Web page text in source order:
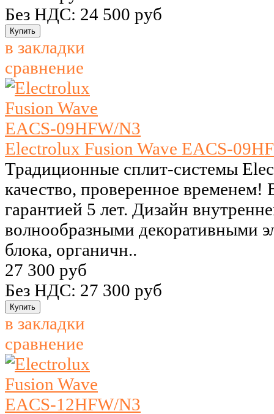
Без НДС: 24 500 руб
в закладки
сравнение
Electrolux Fusion Wave EACS-
Традиционные сплит-системы
качество, проверенное
гарантией 5 лет. Дизайн
волнообразными декоративными
блока, органичн..
27 300 руб
Без НДС: 27 300 руб
в закладки
сравнение